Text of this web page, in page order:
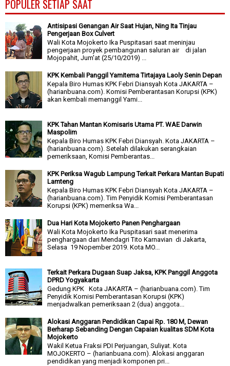
POPULER SETIAP SAAT
Antisipasi Genangan Air Saat Hujan, Ning Ita Tinjau
Pengerjaan Box Culvert
Wali Kota Mojokerto Ika Puspitasari saat meninjau
pengerjaan proyek pembangunan saluran air di jalan
Mojopahit, Jum'at (25/10/2019) ...
KPK Kembali Panggil Yamitema Tirtajaya Laoly Senin Depan
Kepala Biro Humas KPK Febri Diansyah Kota JAKARTA –
(harianbuana.com). Komisi Pemberantasan Korupsi (KPK)
akan kembali memanggil Yami...
KPK Tahan Mantan Komisaris Utama PT. WAE Darwin
Maspolim
Kepala Biro Humas KPK Febri Diansyah. Kota JAKARTA –
(harianbuana.com). Setelah dilakukan serangkaian
pemeriksaan, Komisi Pemberantas...
KPK Periksa Wagub Lampung Terkait Perkara Mantan Bupati
Lamteng
Kepala Biro Humas KPK Febri Diansyah Kota JAKARTA –
(harianbuana.com). Tim Penyidik Komisi Pemberantasan
Korupsi (KPK) memeriksa Wa...
Dua Hari Kota Mojokerto Panen Penghargaan
Wali Kota Mojokerto Ika Puspitasari saat menerima
penghargaan dari Mendagri Tito Karnavian di Jakarta,
Selasa 19 Nopember 2019. Kota MO...
Terkait Perkara Dugaan Suap Jaksa, KPK Panggil Anggota
DPRD Yogyakarta
Gedung KPK Kota JAKARTA – (harianbuana.com). Tim
Penyidik Komisi Pemberantasan Korupsi (KPK)
menjadwalkan pemeriksaan 2 (dua) anggota...
Alokasi Anggaran Pendidikan Capai Rp. 180 M, Dewan
Berharap Sebanding Dengan Capaian kualitas SDM Kota
Mojokerto
Wakil Ketua Fraksi PDI Perjuangan, Suliyat. Kota
MOJOKERTO – (harianbuana.com). Alokasi anggaran
pendidikan yang menjadi komponen pri...